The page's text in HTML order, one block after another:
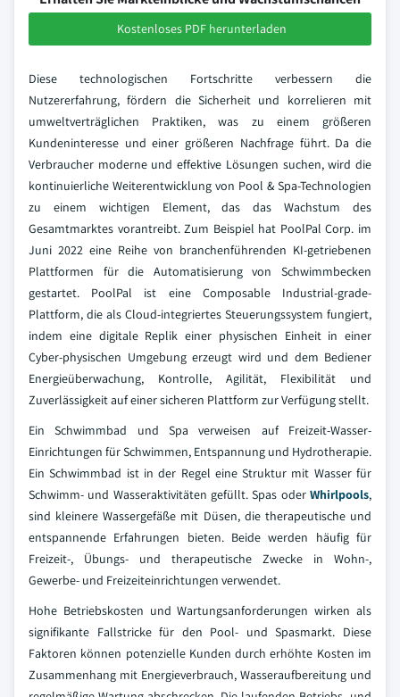
Kostenloses PDF herunterladen
Diese technologischen Fortschritte verbessern die
Nutzererfahrung, fördern die Sicherheit und korrelieren mit
umweltverträglichen Praktiken, was zu einem größeren
Kundeninteresse und einer größeren Nachfrage führt. Da die
Verbraucher moderne und effektive Lösungen suchen, wird die
kontinuierliche Weiterentwicklung von Pool & Spa-Technologien
zu einem wichtigen Element, das das Wachstum des
Gesamtmarktes vorantreibt. Zum Beispiel hat PoolPal Corp. im
Juni 2022 eine Reihe von branchenführenden KI-getriebenen
Plattformen für die Automatisierung von Schwimmbecken
gestartet. PoolPal ist eine Composable Industrial-grade-
Plattform, die als Cloud-integriertes Steuerungssystem fungiert,
indem eine digitale Replik einer physischen Einheit in einer
Cyber-physischen Umgebung erzeugt wird und dem Bediener
Energieüberwachung, Kontrolle, Agilität, Flexibilität und
Zuverlässigkeit auf einer sicheren Plattform zur Verfügung stellt.
Ein Schwimmbad und Spa verweisen auf Freizeit-Wasser-
Einrichtungen für Schwimmen, Entspannung und Hydrotherapie.
Ein Schwimmbad ist in der Regel eine Struktur mit Wasser für
Schwimm- und Wasseraktivitäten gefüllt. Spas oder Whirlpools,
sind kleinere Wassergefäße mit Düsen, die therapeutische und
entspannende Erfahrungen bieten. Beide werden häufig für
Freizeit-, Übungs- und therapeutische Zwecke in Wohn-,
Gewerbe- und Freizeiteinrichtungen verwendet.
Hohe Betriebskosten und Wartungsanforderungen wirken als
signifikante Fallstricke für den Pool- und Spasmarkt. Diese
Faktoren können potenzielle Kunden durch erhöhte Kosten im
Zusammenhang mit Energieverbrauch, Wasseraufbereitung und